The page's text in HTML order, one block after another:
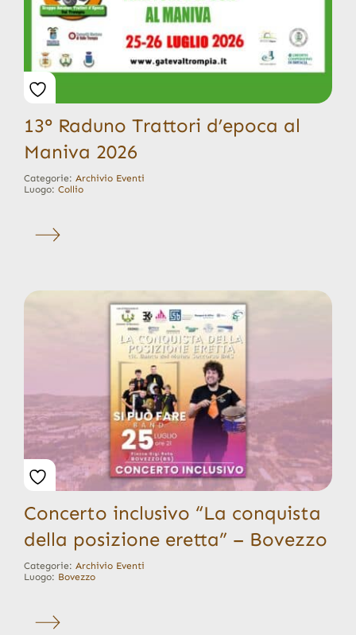
13° Raduno Trattori d’epoca al
Maniva 2026
Categorie: Archivio Eventi
Luogo: Collio
Concerto inclusivo “La conquista
della posizione eretta” – Bovezzo
Categorie: Archivio Eventi
Luogo: Bovezzo